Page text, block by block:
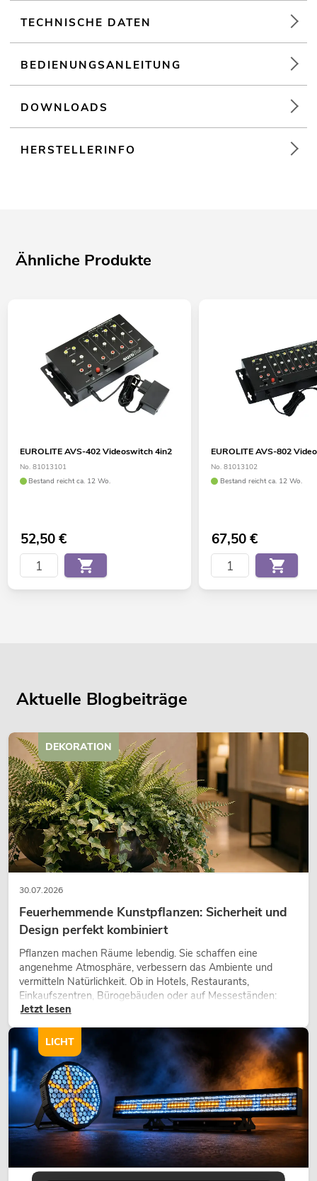
TECHNISCHE DATEN
BEDIENUNGSANLEITUNG
DOWNLOADS
HERSTELLERINFO
Ähnliche Produkte
EUROLITE AVS-402 Videoswitch 4in2
No. 81013101
Bestand reicht ca. 12 Wo.
52,50€
EUROLITE AVS-802
No. 81013102
Bestand reicht ca. 12 Wo.
67,50€
Aktuelle Blogbeiträge
30.07.2026
Feuerhemmende Kunstpflanzen: Sicherheit und
Design perfekt kombiniert
Pflanzen machen Räume lebendig. Sie schaffen eine
angenehme Atmosphäre, verbessern das Ambiente und
vermitteln Natürlichkeit. Ob in Hotels, Restaurants,
Einkaufszentren, Bürogebäuden oder auf Messeständen:
eine hochwertige Begrünung gehört heute längst zum
modernen Raumkonzept.
Jetzt lesen
DEKORATION
LICHT